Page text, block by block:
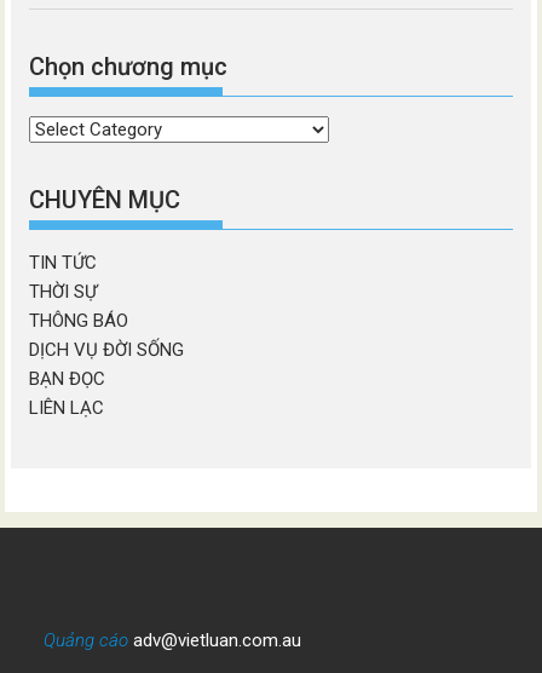
Chọn chương mục
Chọn
mục
CHUYÊN MỤC
TIN TỨC
THỜI SỰ
THÔNG BÁO
DỊCH VỤ ĐỜI SỐNG
BẠN ĐỌC
LIÊN LẠC
Quảng cáo adv@vietluan.com.au